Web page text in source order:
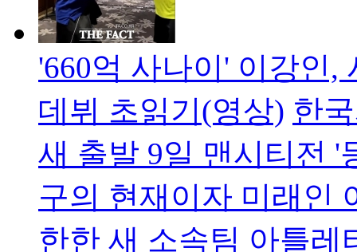
'660억 사나이' 이강인,
데뷔 초읽기(영상) 한
새 출발 9일 맨시티전 '
구의 현재이자 미래인
한한 새 소속팀 아틀레